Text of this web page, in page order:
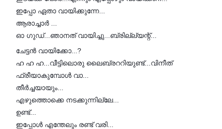
ഇപ്പോ ഏതാ വായിക്കുന്നേ...
ആരാച്ചാർ ...
ഓ ഗുഡ്...ഞാനത് വായിച്ചു...ബ്രില്ല്യന്റ്...
ചേട്ടൻ വായിക്കോ...?
ഹ ഹ ഹ...വീട്ടിലൊരു ലൈബ്രററിയുണ്ട്...വിനീത്
ഫ്രീയാകുമ്പോൾ വാ...
തീർച്ചയായും...
എഴുത്തൊക്കെ നടക്കുന്നില്ലേ...
ഉണ്ട്...
ഇപ്പോൾ എന്തേലും രണ്ട് വരി...